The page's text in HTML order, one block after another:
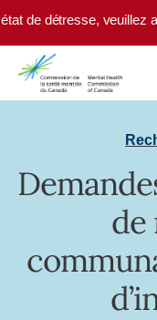
Skip to main content
de détresse, veuillez
de